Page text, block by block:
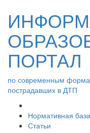
ПОРТАЛ
по современным
пострадавших в ДТП
Нормативная база
Статьи